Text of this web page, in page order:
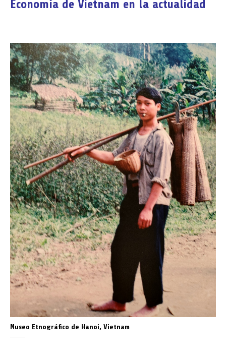
Economía de Vietnam en la actualidad
Museo Etnográfico de Hanoi, Vietnam